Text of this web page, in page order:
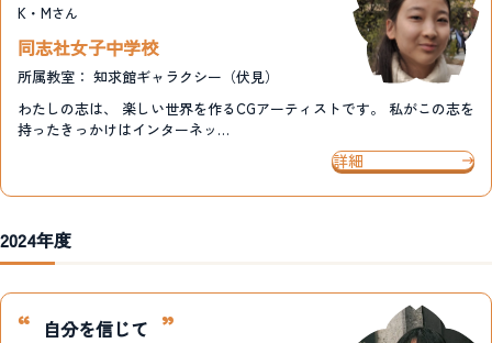
K・Mさん
同志社女子中学校
所属教室： 知求館ギャラクシー（伏見）
わたしの志は、 楽しい世界を作るCGアーティストです。 私がこの志を
持ったきっかけはインターネッ…
詳細
2024年度
自分を信じて